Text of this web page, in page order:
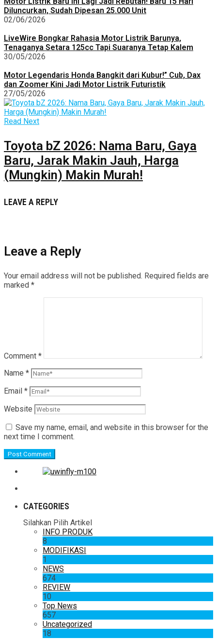
Diluncurkan, Sudah Dipesan 25.000 Unit
02/06/2026
LiveWire Bongkar Rahasia Motor Listrik Barunya,
Tenaganya Setara 125cc Tapi Suaranya Tetap Kalem
30/05/2026
Motor Legendaris Honda Bangkit dari Kubur!” Cub, Dax
dan Zoomer Kini Jadi Motor Listrik Futuristik
27/05/2026
Read Next
Toyota bZ 2026: Nama Baru, Gaya
Baru, Jarak Makin Jauh, Harga
(Mungkin) Makin Murah!
LEAVE A REPLY
Leave a Reply
Your email address will not be published. Required fields are
marked *
Comment *
Name *
Email *
Website
Save my name, email, and website in this browser for the
next time I comment.
CATEGORIES
Silahkan Pilih Artikel
INFO PRODUK
8
MODIFIKASI
1
NEWS
674
REVIEW
10
Top News
657
Uncategorized
18